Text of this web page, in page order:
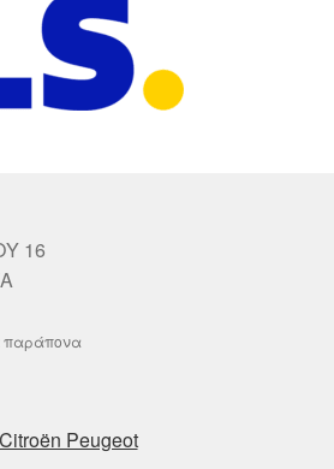
16
παράπονα
Peugeot